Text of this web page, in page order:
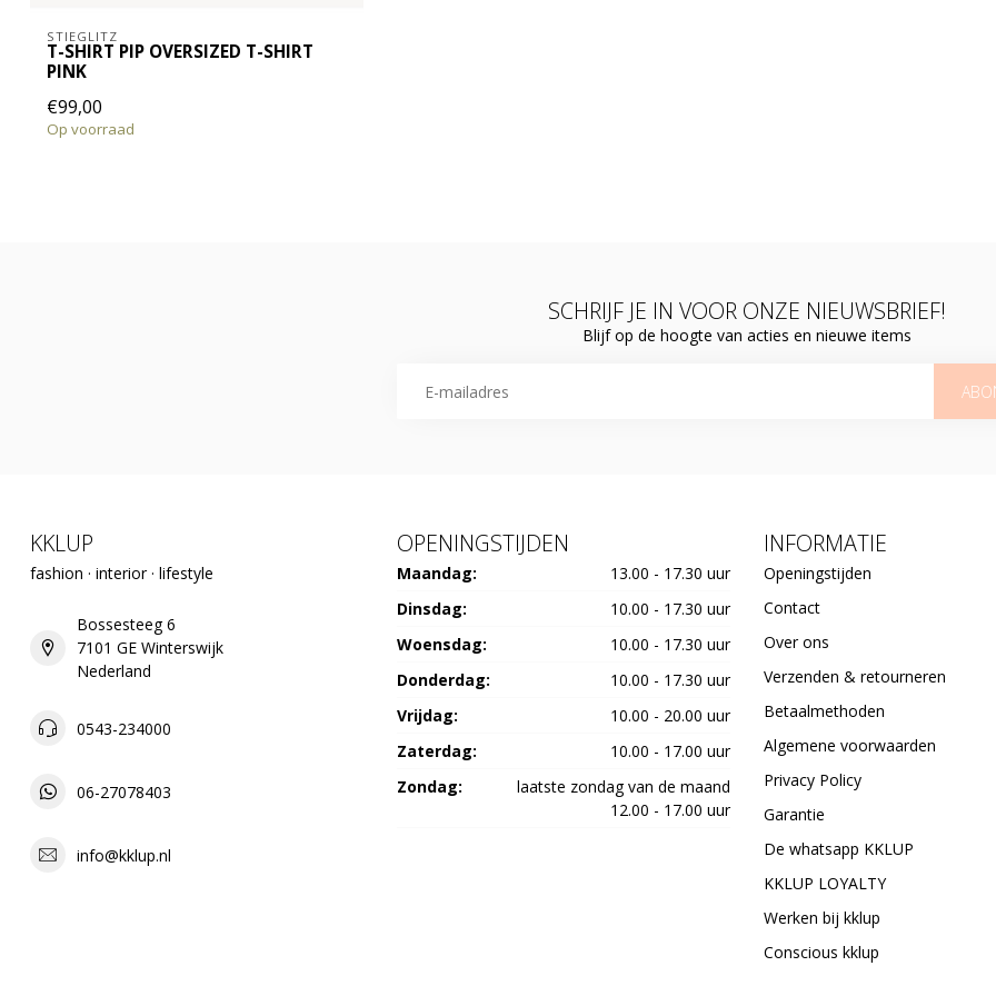
STIEGLITZ
T-SHIRT PIP OVERSIZED T-SHIRT
PINK
€99,00
Op voorraad
SCHRIJF JE IN VOOR ONZE NIEUWSBRIEF!
Blijf op de hoogte van acties en nieuwe items
KKLUP
fashion · interior · lifestyle
Bossesteeg 6
7101 GE Winterswijk
Nederland
0543-234000
06-27078403
info@kklup.nl
OPENINGSTIJDEN
Maandag:
13.00 - 17.30 uur
Dinsdag:
10.00 - 17.30 uur
Woensdag:
10.00 - 17.30 uur
Donderdag:
10.00 - 17.30 uur
Vrijdag:
10.00 - 20.00 uur
Zaterdag:
10.00 - 17.00 uur
Zondag:
laatste zondag van de maand
12.00 - 17.00 uur
INFORMATIE
Openingstijden
Contact
Over ons
Verzenden & retourneren
Betaalmethoden
Algemene voorwaarden
Privacy Policy
Garantie
De whatsapp KKLUP
KKLUP LOYALTY
Werken bij kklup
Conscious kklup